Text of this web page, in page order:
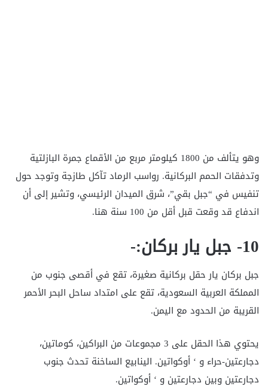
وهو يتألف من 1800 كيلومتر مربع من الأقماع جمرة البازلتية
وتدفقات الحمم البركانية. رواسب الرماد تآكل طازجة وتوجد حول
تنفيس في “جبل بقي”، شرق الميدان الرئيسي، وتشير إلى أن
اندفاع قد وقعت قبل أقل من 100 سنة هنا.
10- جبل يار بركان:-
جبل بركان يار حقل بركانية صغيرة، تقع في أقصى جنوب من
المملكة العربية السعودية، تقع على امتداد ساحل البحر الأحمر
القريبة من الحدود مع اليمن.
يحتوي هذا الحقل على 3 مجموعات من البراكين، كوماتين،
دجارعتين-حراء و ‘ أوكواتين. الينابيع الساخنة تحدث جنوب
دجارعتين وبين دجارعتين و ‘ أوكواتين.